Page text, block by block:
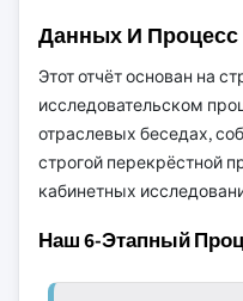
Данных И Процесс
Этот отчёт основан на
исследовательском
отраслевых беседах,
строгой перекрёстной
кабинетных
Наш 6-Этапный